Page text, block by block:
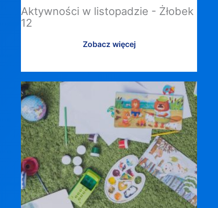
Aktywności w listopadzie - Żłobek
12
Zobacz więcej